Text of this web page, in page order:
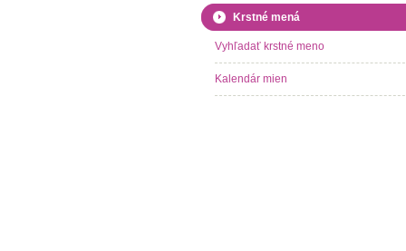
Krstné mená
Vyhľadať krstné meno
Kalendár mien